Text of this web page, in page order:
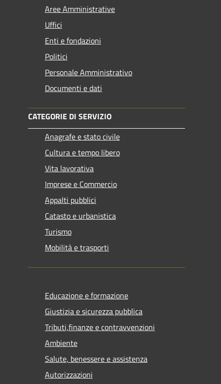
Aree Amministrative
Uffici
Enti e fondazioni
Politici
Personale Amministrativo
Documenti e dati
CATEGORIE DI SERVIZIO
Anagrafe e stato civile
Cultura e tempo libero
Vita lavorativa
Imprese e Commercio
Appalti pubblici
Catasto e urbanistica
Turismo
Mobilità e trasporti
Educazione e formazione
Giustizia e sicurezza pubblica
Tributi,finanze e contravvenzioni
Ambiente
Salute, benessere e assistenza
Autorizzazioni